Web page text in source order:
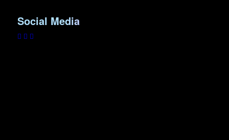
Social Media